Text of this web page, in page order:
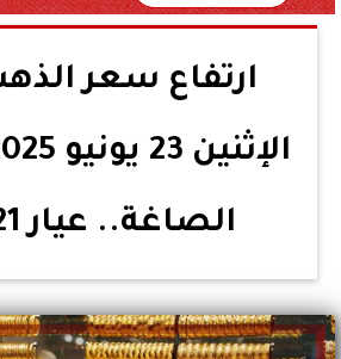
ارتفاع سعر
الصاغة.. عيار 21 بكام